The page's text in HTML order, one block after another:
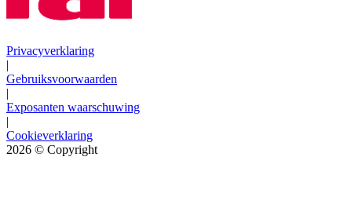
Privacyverklaring
|
Gebruiksvoorwaarden
|
Exposanten waarschuwing
|
Cookieverklaring
2026 © Copyright